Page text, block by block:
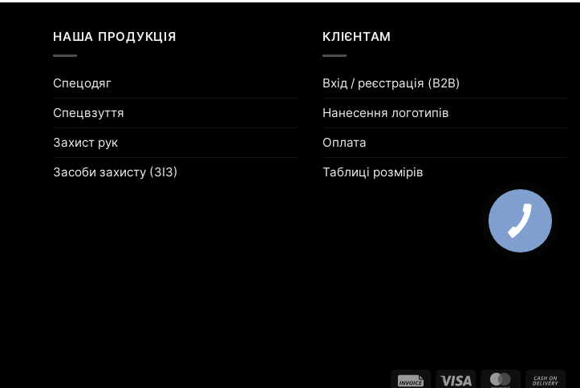
НАША ПРОДУКЦІЯ
Спецодяг
Спецвзуття
Захист рук
Засоби захисту (ЗІЗ)
КЛІЄНТАМ
Вхід / реєстрація (B2B)
Нанесення логотипів
Оплата
Таблиці розмірів
Invoice Visa MasterCard